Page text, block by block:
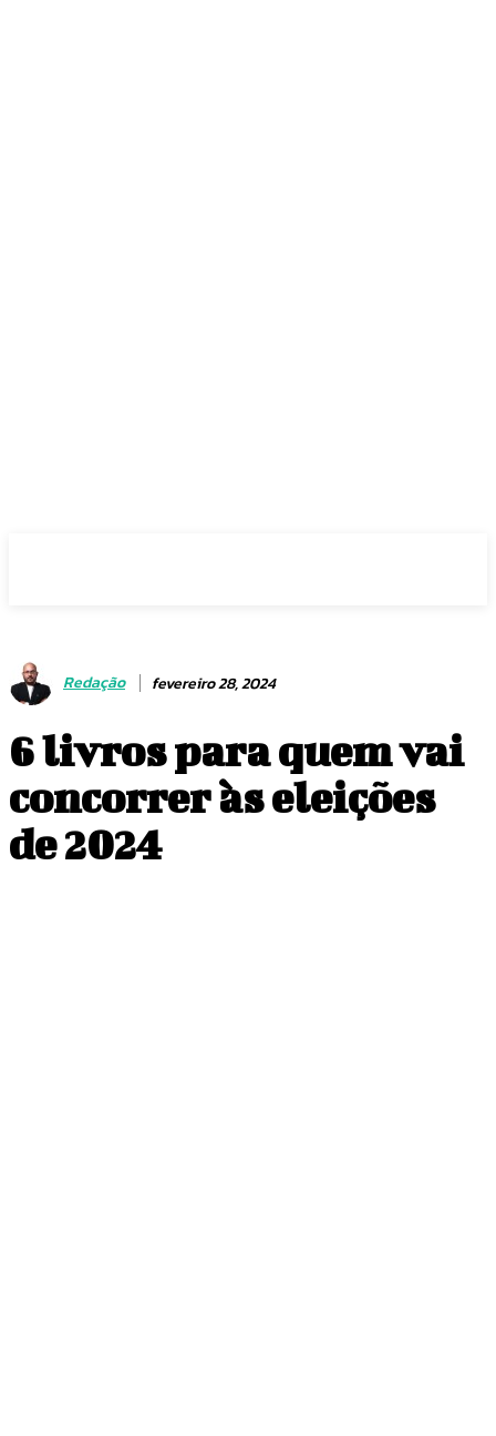
Redação fevereiro 28, 2024
6 livros para quem vai
concorrer às eleições
de 2024